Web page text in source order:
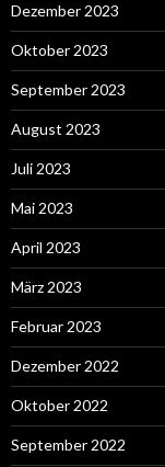
Dezember 2023
Oktober 2023
September 2023
August 2023
Juli 2023
Mai 2023
April 2023
März 2023
Februar 2023
Dezember 2022
Oktober 2022
September 2022